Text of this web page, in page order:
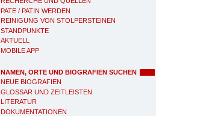
PATE / PATIN WERDEN
REINIGUNG VON STOLPERSTEINEN
STANDPUNKTE
AKTUELL
MOBILE APP
NAMEN, ORTE UND BIOGRAFIEN SUCHEN
NEUE BIOGRAFIEN
GLOSSAR UND ZEITLEISTEN
LITERATUR
DOKUMENTATIONEN